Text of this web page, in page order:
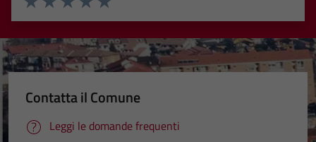
Valuta 5 stelle su 5
Valuta 4 stelle su 5
Valuta 3 stelle su 5
Valuta 2 stelle su 5
Valuta 1 stelle su 5
Contatta il Comune
Leggi le domande frequenti